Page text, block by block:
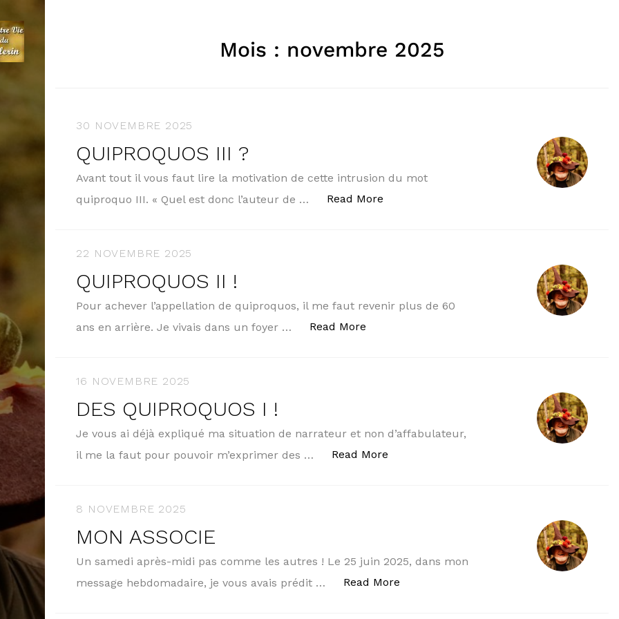
Mois : novembre 2025
30 NOVEMBRE 2025
QUIPROQUOS III ?
Avant tout il vous faut lire la motivation de cette intrusion du mot
quiproquo III. « Quel est donc l’auteur de …
Read More
22 NOVEMBRE 2025
QUIPROQUOS II !
Pour achever l’appellation de quiproquos, il me faut revenir plus de 60
ans en arrière. Je vivais dans un foyer …
Read More
16 NOVEMBRE 2025
DES QUIPROQUOS I !
Je vous ai déjà expliqué ma situation de narrateur et non d’affabulateur,
il me la faut pour pouvoir m’exprimer des …
Read More
8 NOVEMBRE 2025
MON ASSOCIE
Un samedi après-midi pas comme les autres ! Le 25 juin 2025, dans mon
message hebdomadaire, je vous avais prédit …
Read More